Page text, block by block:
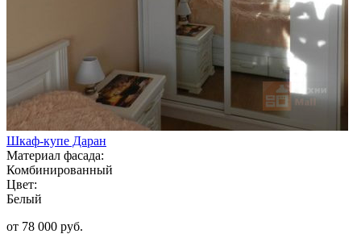
Шкаф-купе Даран
Материал фасада:
Комбинированный
Цвет:
Белый
от 78 000 руб.